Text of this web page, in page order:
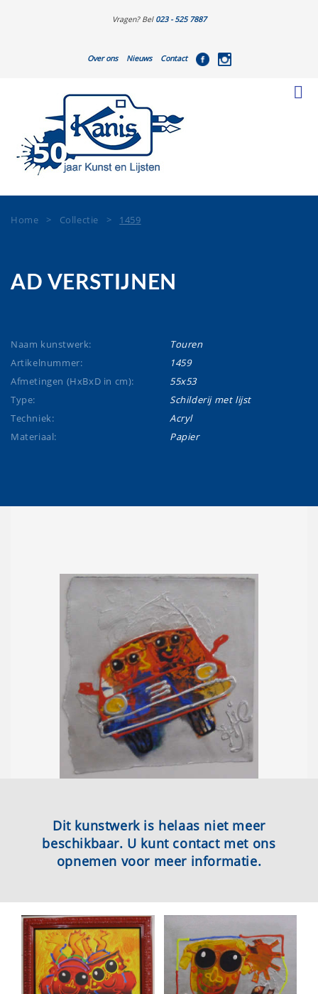
Vragen? Bel 023 - 525 7887
Over ons Nieuws Contact
Home > Collectie > 1459
AD VERSTIJNEN
Naam kunstwerk:
Touren
Artikelnummer:
1459
Afmetingen (HxBxD in cm):
55x53
Type:
Schilderij met lijst
Techniek:
Acryl
Materiaal:
Papier
Dit kunstwerk is helaas niet meer
beschikbaar. U kunt contact met ons
opnemen voor meer informatie.